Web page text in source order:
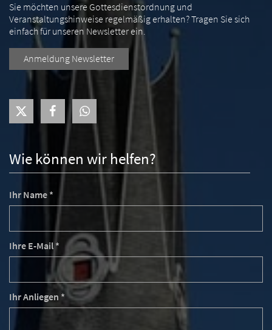
Wie können wir helfen?
Ihr Name *
Ihre E-Mail *
Ihr Anliegen *
Sie möchten unsere Gottesdienstordnung und
Veranstaltungshinweise regelmäßig erhalten? Tragen Sie sich
einfach für unseren Newsletter ein.
Anmeldung Newsletter